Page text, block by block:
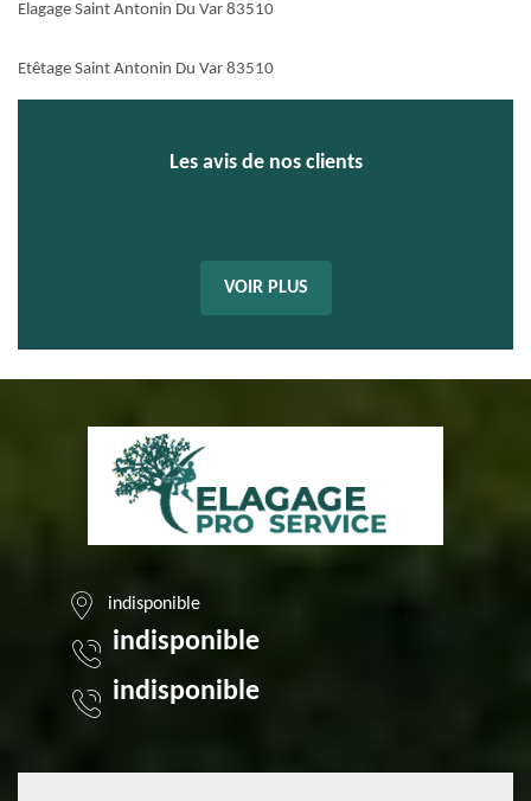
Elagage Saint Antonin Du Var 83510
Etêtage Saint Antonin Du Var 83510
Les avis de nos clients
VOIR PLUS
indisponible
indisponible
indisponible